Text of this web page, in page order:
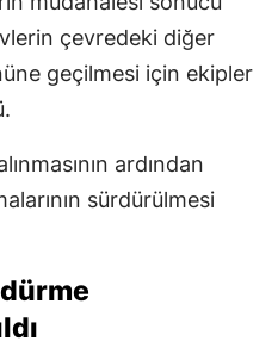
çevredeki diğer
geçilmesi için ekipler
ardından
sürdürülmesi